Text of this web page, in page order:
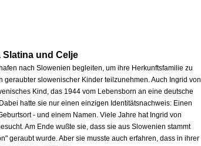
Slatina und Celje
nach Slowenien begleiten, um ihre Herkunftsfamilie zu
geraubter slowenischer Kinder teilzunehmen. Auch Ingrid von
Kind, das 1944 vom Lebensborn an eine deutsche
hatte sie nur einen einzigen Identitätsnachweis: Einen
- und einem Namen. Viele Jahre hat Ingrid von
Am Ende wußte sie, dass sie aus Slowenien stammt
geraubt wurde. Aber sie musste auch erfahren, dass in ihrer